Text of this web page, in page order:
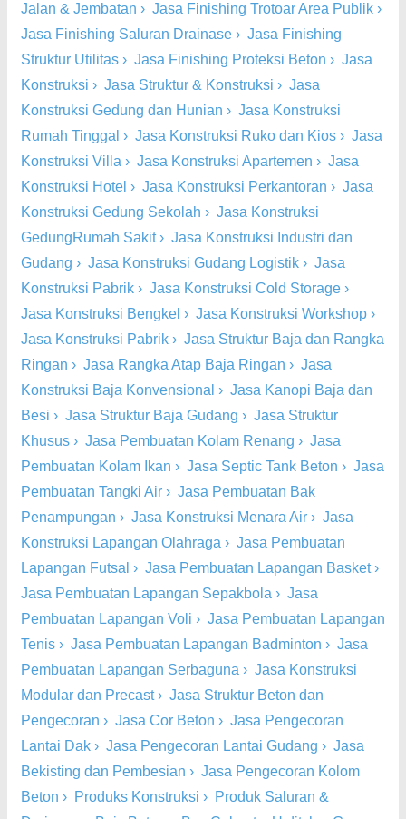
Jalan & Jembatan › Jasa Finishing Trotoar Area Publik ›
Jasa Finishing Saluran Drainase › Jasa Finishing
Struktur Utilitas › Jasa Finishing Proteksi Beton › Jasa
Konstruksi › Jasa Struktur & Konstruksi › Jasa
Konstruksi Gedung dan Hunian › Jasa Konstruksi
Rumah Tinggal › Jasa Konstruksi Ruko dan Kios › Jasa
Konstruksi Villa › Jasa Konstruksi Apartemen › Jasa
Konstruksi Hotel › Jasa Konstruksi Perkantoran › Jasa
Konstruksi Gedung Sekolah › Jasa Konstruksi
GedungRumah Sakit› Jasa Konstruksi Industri dan
Gudang › Jasa Konstruksi Gudang Logistik › Jasa
Konstruksi Pabrik › Jasa Konstruksi Cold Storage ›
Jasa Konstruksi Bengkel › Jasa Konstruksi Workshop ›
Jasa Konstruksi Pabrik › Jasa Struktur Baja dan Rangka
Ringan › Jasa Rangka Atap Baja Ringan › Jasa
Konstruksi Baja Konvensional › Jasa Kanopi Baja dan
Besi › Jasa Struktur Baja Gudang › Jasa Struktur
Khusus › Jasa Pembuatan Kolam Renang › Jasa
Pembuatan Kolam Ikan › Jasa Septic Tank Beton › Jasa
Pembuatan Tangki Air › Jasa Pembuatan Bak
Penampungan › Jasa Konstruksi Menara Air › Jasa
Konstruksi Lapangan Olahraga › Jasa Pembuatan
Lapangan Futsal › Jasa Pembuatan Lapangan Basket›
Jasa Pembuatan Lapangan Sepakbola › Jasa
Pembuatan Lapangan Voli › Jasa Pembuatan Lapangan
Tenis › Jasa Pembuatan Lapangan Badminton › Jasa
Pembuatan Lapangan Serbaguna › Jasa Konstruksi
Modular dan Precast› Jasa Struktur Beton dan
Pengecoran › Jasa Cor Beton › Jasa Pengecoran
Lantai Dak › Jasa Pengecoran Lantai Gudang › Jasa
Bekisting dan Pembesian › Jasa Pengecoran Kolom
Beton › Produks Konstruksi › Produk Saluran &